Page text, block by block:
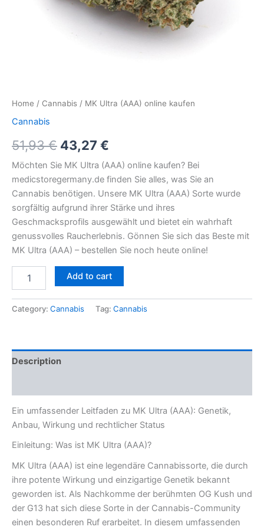
Home / Cannabis / MK Ultra (AAA) online kaufen
Cannabis
51,93€ 43,27 €
Möchten Sie MK Ultra (AAA) online kaufen? Bei
medicstoregermany.de finden Sie alles, was Sie an
Cannabis benötigen. Unsere MK Ultra (AAA) Sorte wurde
sorgfältig aufgrund ihrer Stärke und ihres
Geschmacksprofils ausgewählt und bietet ein wahrhaft
genussvolles Raucherlebnis. Gönnen Sie sich das Beste mit
MK Ultra (AAA) – bestellen Sie noch heute online!
Add to cart
Category: Cannabis Tag: Cannabis
Description
Ein umfassender Leitfaden zu MK Ultra (AAA): Genetik,
Anbau, Wirkung und rechtlicher Status
Einleitung: Was ist MK Ultra (AAA)?
MK Ultra (AAA) ist eine legendäre Cannabissorte, die durch
ihre potente Wirkung und einzigartige Genetik bekannt
geworden ist. Als Nachkomme der berühmten OG Kush und
der G13 hat sich diese Sorte in der Cannabis-Community
einen besonderen Ruf erarbeitet. In diesem umfassenden